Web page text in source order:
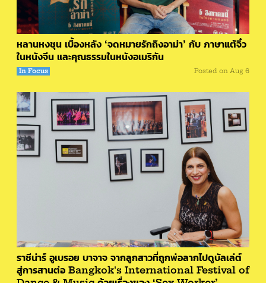
หลานหงชุน เบื้องหลัง ‘จดหมายรักถึงอาม่า’ กับ ภาษาแต้จิ๋ว
ในหนังจีน และคุณธรรมในหนังอเมริกัน
In Focus Posted on Aug 6
ราซีน่าร์ อูเบรอย บาจาจ จากลูกสาวที่ถูกพ่อลากไปดูบัลเล่ต์
สู่การสานต่อ Bangkok's International Festival of